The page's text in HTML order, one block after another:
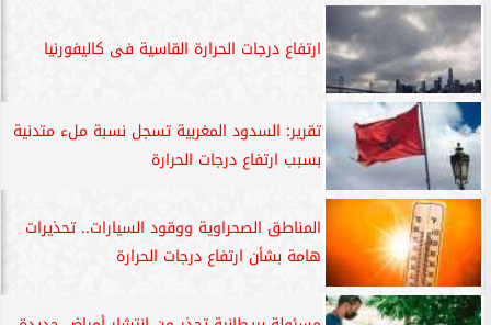
ارتفاع درجات الحرارة القاسية فى كاليفورنيا
تقرير: السدود المغربية تسجل نسبة ملء متدنية
بسبب ارتفاع درجات الحرارة
المناطق الصحراوية ووقود السيارات.. تحذيرات
هامة بشأن ارتفاع درجات الحرارة